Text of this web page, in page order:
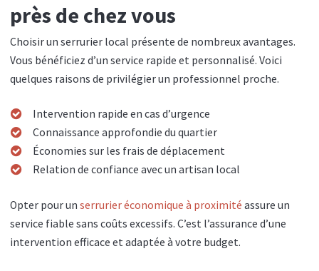
près de chez vous
Choisir un serrurier local présente de nombreux avantages.
Vous bénéficiez d’un service rapide et personnalisé. Voici
quelques raisons de privilégier un professionnel proche.
Intervention rapide en cas d’urgence
Connaissance approfondie du quartier
Économies sur les frais de déplacement
Relation de confiance avec un artisan local
Opter pour un serrurier économique à proximité assure un
service fiable sans coûts excessifs. C’est l’assurance d’une
intervention efficace et adaptée à votre budget.